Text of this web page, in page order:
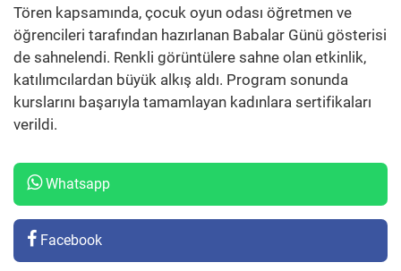
Tören kapsamında, çocuk oyun odası öğretmen ve
öğrencileri tarafından hazırlanan Babalar Günü gösterisi
de sahnelendi. Renkli görüntülere sahne olan etkinlik,
katılımcılardan büyük alkış aldı. Program sonunda
kurslarını başarıyla tamamlayan kadınlara sertifikaları
verildi.
Whatsapp
Facebook